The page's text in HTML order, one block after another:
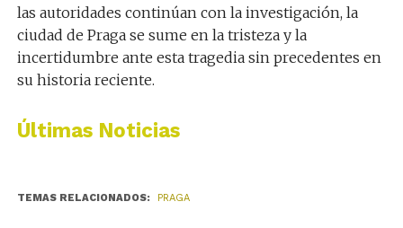
las autoridades continúan con la investigación, la
ciudad de Praga se sume en la tristeza y la
incertidumbre ante esta tragedia sin precedentes en
su historia reciente.
Últimas Noticias
TEMAS RELACIONADOS: PRAGA